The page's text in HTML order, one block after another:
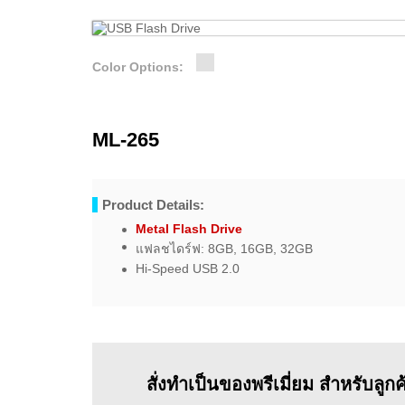
Color Options:
ML-265
Product Details:
Metal Flash Drive
แฟลชไดร์ฟ: 8GB, 16GB, 32GB
Hi-Speed USB 2.0
สั่งทำเป็นของพรีเมี่ยม สำหรับลูก